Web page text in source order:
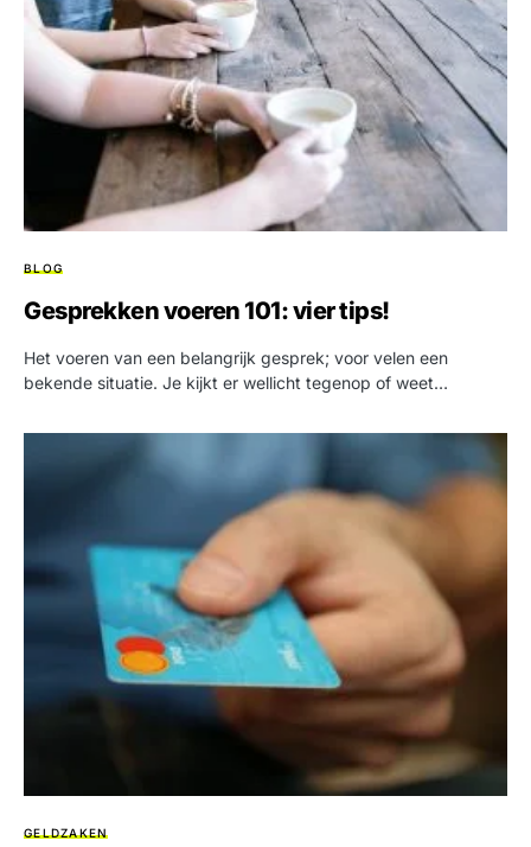
BLOG
Gesprekken voeren 101: vier tips!
Het voeren van een belangrijk gesprek; voor velen een
bekende situatie. Je kijkt er wellicht tegenop of weet…
GELDZAKEN